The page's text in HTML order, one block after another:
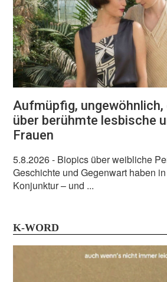
Aufmüpfig, ungewöhnlich,
über berühmte lesbische
Frauen
5.8.2026- Biopics über weibliche
Geschichte und Gegenwart haben
Konjunktur – und ...
K-WORD